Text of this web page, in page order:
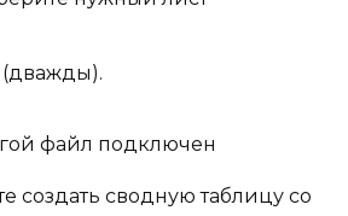
создать сводную таблицу со